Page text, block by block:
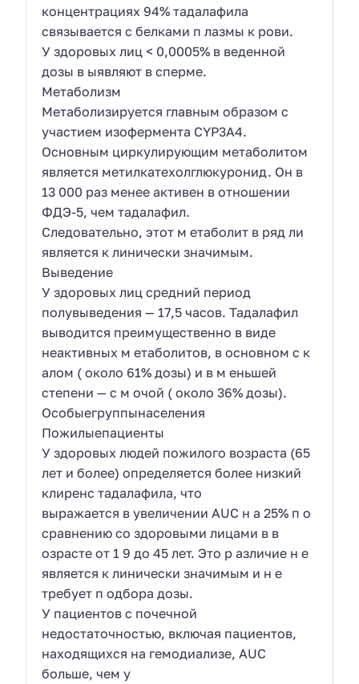
концентрациях 94% тадалафила
связывается с белками п лазмы к рови.
У здоровых лиц < 0,0005% в веденной
дозы в ыявляют в сперме.
Метаболизм
Метаболизируется главным образом с
участием изофермента CYP3A4.
Основным циркулирующим метаболитом
является метилкатехолглюкуронид. Он в
13 000 раз менее активен в отношении
ФДЭ-5, чем тадалафил.
Следовательно, этот м етаболит в ряд ли
является к линически значимым.
Выведение
У здоровых лиц средний период
полувыведения — 17,5 часов. Тадалафил
выводится преимущественно в виде
неактивных м етаболитов, в основном с к
алом ( около 61% дозы) и в м еньшей
степени — с м очой ( около 36% дозы).
Особыегруппынаселения
Пожилыепациенты
У здоровых людей пожилого возраста (65
лет и более) определяется более низкий
клиренс тадалафила, что
выражается в увеличении AUC н а 25% п о
сравнению со здоровыми лицами в в
озрасте от 1 9 до 45 лет. Это р азличие н е
является к линически значимым и н е
требует п одбора дозы.
У пациентов с почечной
недостаточностью, включая пациентов,
находящихся на гемодиализе, AUC
больше, чем у